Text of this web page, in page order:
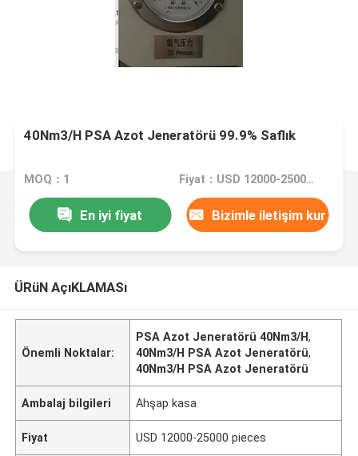
40Nm3/H PSA Azot Jeneratörü 99.9% Saflık
MOQ：1 Fiyat：USD 12000-25000 pieces
En iyi fiyat Bizimle iletişim kur
ÜRüN AçıKLAMASı
Önemli Noktalar:
PSA Azot Jeneratörü 40Nm3/H,
40Nm3/H PSA Azot Jeneratörü,
40Nm3/H PSA Azot Jeneratörü
Ambalaj bilgileri Ahşap kasa
Fiyat USD 12000-25000 pieces